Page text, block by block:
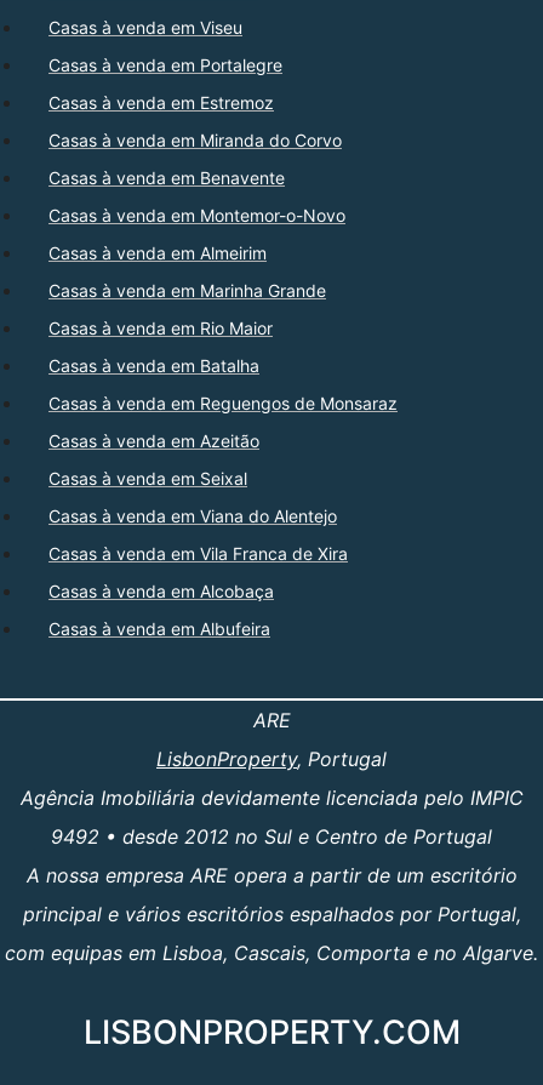
Casas à venda em Viseu
Casas à venda em Portalegre
Casas à venda em Estremoz
Casas à venda em Miranda do Corvo
Casas à venda em Benavente
Casas à venda em Montemor-o-Novo
Casas à venda em Almeirim
Casas à venda em Marinha Grande
Casas à venda em Rio Maior
Casas à venda em Batalha
Casas à venda em Reguengos de Monsaraz
Casas à venda em Azeitão
Casas à venda em Seixal
Casas à venda em Viana do Alentejo
Casas à venda em Vila Franca de Xira
Casas à venda em Alcobaça
Casas à venda em Albufeira
ARE
LisbonProperty, Portugal
Agência Imobiliária devidamente licenciada pelo IMPIC
9492 • desde 2012 no Sul e Centro de Portugal
A nossa empresa ARE opera a partir de um escritório
principal e vários escritórios espalhados por Portugal,
com equipas em Lisboa, Cascais, Comporta e no Algarve.
LISBONPROPERTY.COM